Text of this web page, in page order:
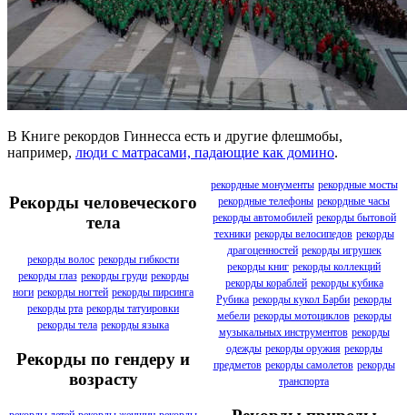
В Книге рекордов Гиннесса есть и другие флешмобы,
например, люди с матрасами, падающие как домино.
Рекорды человеческого
тела
рекорды волос рекорды гибкости
рекорды глаз рекорды груди рекорды
ноги рекорды ногтей рекорды пирсинга
рекорды рта рекорды татуировки
рекорды тела рекорды языка
Рекорды по гендеру и
возрасту
рекордные монументы рекордные мосты
рекордные телефоны рекордные часы
рекорды автомобилей рекорды бытовой
техники рекорды велосипедов рекорды
драгоценностей рекорды игрушек
рекорды книг рекорды коллекций
рекорды кораблей рекорды кубика
Рубика рекорды кукол Барби рекорды
мебели рекорды мотоциклов рекорды
музыкальных инструментов рекорды
одежды рекорды оружия рекорды
предметов рекорды самолетов рекорды
транспорта